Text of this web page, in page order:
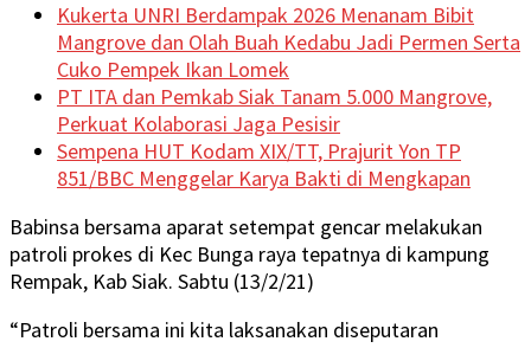
Kukerta UNRI Berdampak 2026 Menanam Bibit
Mangrove dan Olah Buah Kedabu Jadi Permen Serta
Cuko Pempek Ikan Lomek
PT ITA dan Pemkab Siak Tanam 5.000 Mangrove,
Perkuat Kolaborasi Jaga Pesisir
Sempena HUT Kodam XIX/TT, Prajurit Yon TP
851/BBC Menggelar Karya Bakti di Mengkapan
Babinsa bersama aparat setempat gencar melakukan
patroli prokes di Kec Bunga raya tepatnya di kampung
Rempak, Kab Siak. Sabtu (13/2/21)
“Patroli bersama ini kita laksanakan diseputaran